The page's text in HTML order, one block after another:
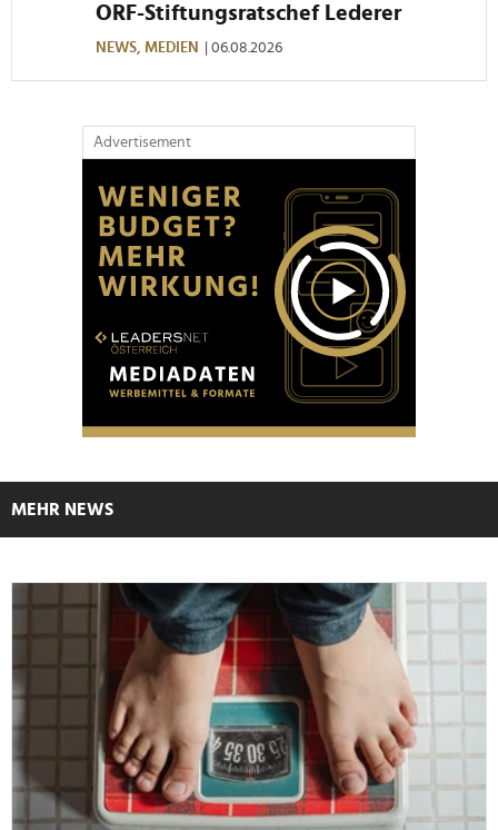
ORF-Stiftungsratschef Lederer
NEWS, MEDIEN | 06.08.2026
Advertisement
MEHR NEWS